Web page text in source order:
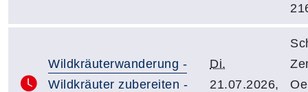
Wildkräuterwanderung -
Wildkräuter zubereiten -
Di.
21.07.2026,